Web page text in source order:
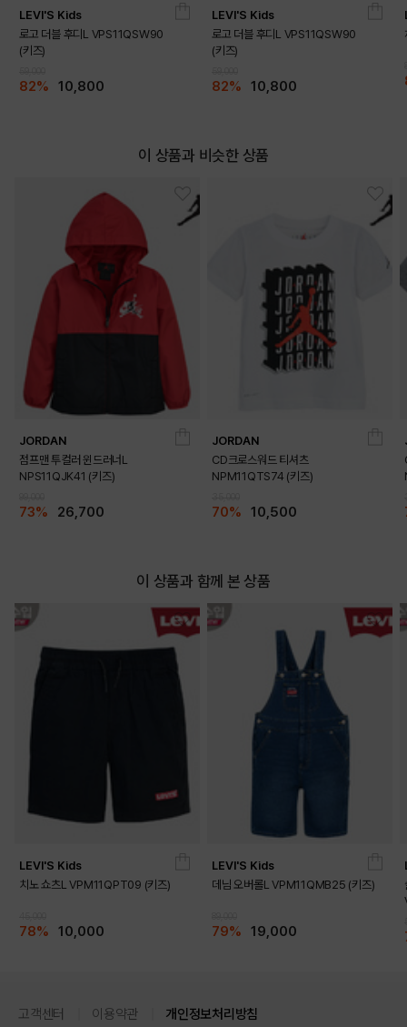
LEVI'S Kids
로고 더블 후디L VPS11QSW90
(키즈)
82% 10,800
LEVI'S Kids
로고 더블 후디L VPS11QSW90
(키즈)
82% 10,800
이 상품과 비슷한 상품
JORDAN
점프맨 투컬러 윈드러너L
NPS11QJK41 (키즈)
73% 26,700
JORDAN
CD크로스워드 티셔츠
NPM11QTS74 (키즈)
70% 10,500
이 상품과 함께 본 상품
LEVI'S Kids
치노 쇼츠L VPM11QPT09 (키즈)
78% 10,000
LEVI'S Kids
데님 오버롤L VPM11QMB25 (키즈)
79% 19,000
고객센터 이용약관 개인정보처리방침